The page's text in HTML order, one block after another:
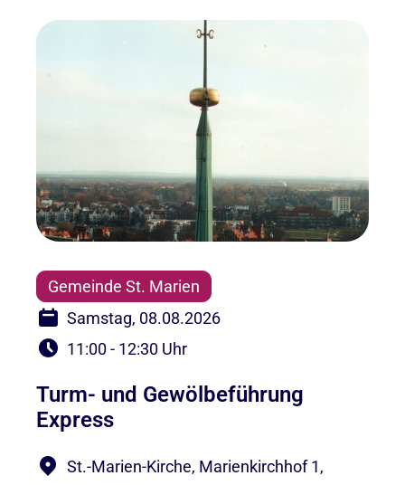
Gemeinde St. Marien
Samstag, 08.08.2026
11:00 - 12:30 Uhr
Turm- und Gewölbeführung
Express
St.-Marien-Kirche, Marienkirchhof 1,